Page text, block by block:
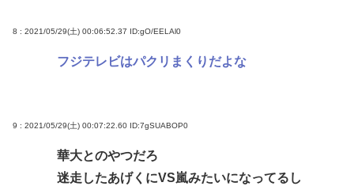
8 : 2021/05/29(土) 00:06:52.37 ID:gO/EELAl0
フジテレビはパクリまくりだよな
9 : 2021/05/29(土) 00:07:22.60 ID:7gSUABOP0
華大とのやつだろ
迷走したあげくにVS嵐みたいになってるし